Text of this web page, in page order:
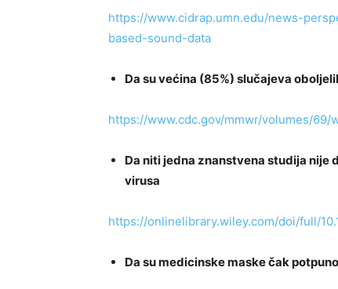
https://www.cidrap.umn.edu/news-
based-sound-data
Da su većina (85%) slučajeva
https://www.cdc.gov/mmwr/volumes/69/
Da niti jedna znanstvena studija nije
virusa
https://onlinelibrary.wiley.com/doi/full/
Da su medicinske maske čak